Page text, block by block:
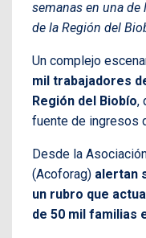
semanas en una
de la Región del
Un complejo
mil trabajadores
Región del Biobío,
fuente de ingresos
Desde la
(Acoforag) alertan
un rubro que
de 50 mil familias